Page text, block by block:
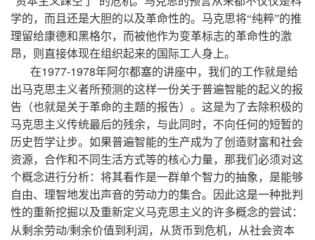
学的，而且还是大胆的以及革命性的。马克思将“纯粹”的推
理留给康德和黑格尔，而被他作为变革标志的革命性的激
昂，则直接体现在组织起来的国际工人身上。
在1977-1978年阿尔都塞的讲座中，我们的工作就是给
出马克思主义者所预测的这样一份关于普遍智能的起义的报
告（也就是关于革命的主题的报告）。这是为了去除积极的
马克思主义传统最后的残余，与此同时，不向任何的短暂的
历史哲学让步。如果普遍智能的生产成为了创造财富和社会
资源，合作和不同生活方式等的核心力量，那我们必须对这
个概念进行分析：将其看作是一群单个智力的抽象，是能够
自由、理智地发出声音的劳动力的集合。因此这是一种批判
性的重新挖掘以及重新定义马克思主义的许多概念的尝试：
从剩余劳动/剩余价值到利润，从货币到危机，从社会资本